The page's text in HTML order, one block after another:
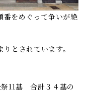
をめぐって争いが絶
とされています。
11基 合計３４基の